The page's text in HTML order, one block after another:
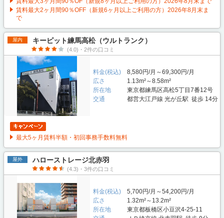
賃料最大2ヶ月間90％OFF（新規6ヶ月以上ご利用の方）2026年8月末ま
で
屋内 キーピット練馬高松（ウルトランク）
(4.0)・2件の口コミ
料金(税込)
8,580円/月～69,300円/月
広さ
1.13m²～8.58m²
所在地
東京都練馬区高松5丁目7番12号
交通
都営大江戸線 光が丘駅 徒歩 14分
最大5ヶ月賃料半額・初回事務手数料無料
屋外 ハローストレージ北赤羽
(4.3)・3件の口コミ
料金(税込)
5,700円/月～54,200円/月
広さ
1.32m²～13.2m²
所在地
東京都板橋区小豆沢4-25-11